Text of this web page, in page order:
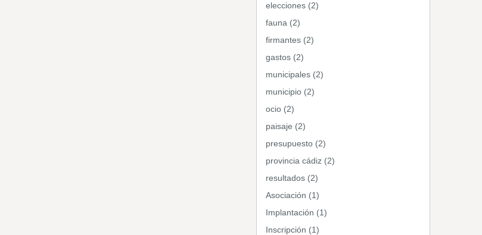
elecciones (2)
fauna (2)
firmantes (2)
gastos (2)
municipales (2)
municipio (2)
ocio (2)
paisaje (2)
presupuesto (2)
provincia cádiz (2)
resultados (2)
Asociación (1)
Implantación (1)
Inscripción (1)